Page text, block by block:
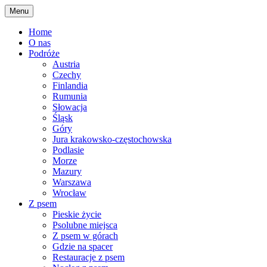
Skip
to
content
Menu
Home
O nas
Podróże
Austria
Czechy
Finlandia
Rumunia
Słowacja
Śląsk
Góry
Jura krakowsko-częstochowska
Podlasie
Morze
Mazury
Warszawa
Wrocław
Z psem
Pieskie życie
Psolubne miejsca
Z psem w górach
Gdzie na spacer
Restauracje z psem